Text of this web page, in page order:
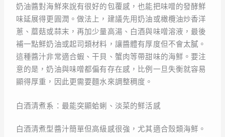
奶油醬對海鮮來說有很好的包覆感，也能把味噌的發酵鮮
味延展得更圓潤。做法上，建議先用奶油或橄欖油炒香洋
蔥、蘑菇或蒜末，再加少量高湯、白酒與味噌溶液，最後
補一點鮮奶油或起司類材料，讓醬體有厚度但不會太膩。
這種醬汁非常適合蝦、干貝、蟹肉等帶甜味的海鮮。要注
意的是，奶油與味噌都偏有存在感，比例一旦失衡就容易
顯得厚重，因此更需要麵水來調整稠度。
白酒清煮系：最能突顯蛤蜊、淡菜的鮮活感
白酒清煮型醬汁簡單但高級感很強，尤其適合殼類海鮮。